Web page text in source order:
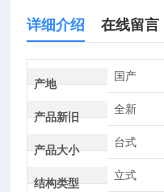
详细介绍 在线留言
产地
国产
产品新旧
全新
产品大小
台式
结构类型
立式